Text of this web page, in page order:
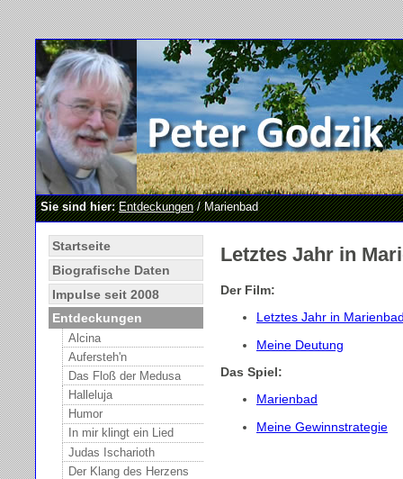
Sie sind hier: Entdeckungen/ Marienbad
Startseite
Biografische Daten
Impulse seit 2008
Entdeckungen
Alcina
Aufersteh'n
Das Floß der Medusa
Halleluja
Humor
In mir klingt ein Lied
Judas Ischarioth
Der Klang des Herzens
Letztes Jahr in
Der Film:
Letztes Jahr in
Meine Deutung
Das Spiel:
Marienbad
Meine Gewinnstrategie